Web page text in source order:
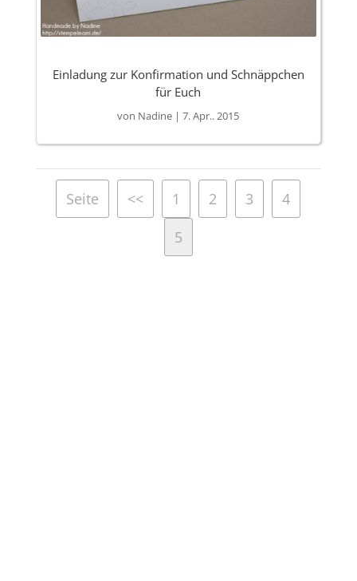
Einladung zur Konfirmation und Schnäppchen
für Euch
von Nadine |7. Apr.. 2015
Seite << 1 2 3
4
5